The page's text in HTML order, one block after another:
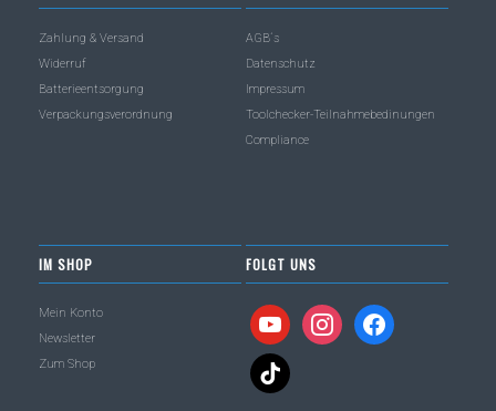
Zahlung & Versand
Widerruf
Batterieentsorgung
Verpackungsverordnung
AGB´s
Datenschutz
Impressum
Toolchecker-Teilnahmebedinungen
Compliance
IM SHOP
Mein Konto
Newsletter
Zum Shop
FOLGT UNS
youtubeinstagramfacebook
tiktok